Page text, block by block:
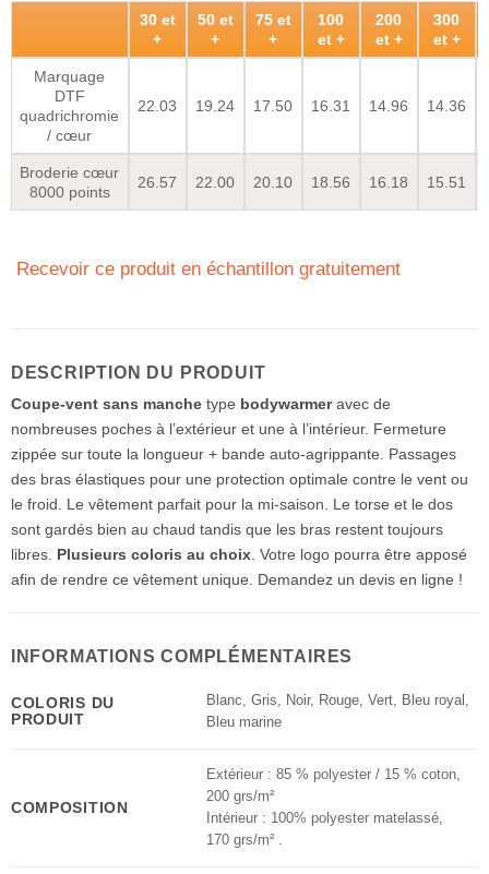
30 et
+
50 et
+
75 et
+
100
et +
200
et +
300
et +
Marquage
DTF
quadrichromie
/ cœur
22.03 19.24 17.50 16.31 14.96 14.36
Broderie cœur
8000 points
26.57 22.00 20.10 18.56 16.18 15.51
Recevoir ce produit en échantillon gratuitement
DESCRIPTION DU PRODUIT
Coupe-vent sans manchetype bodywarmeravec de
nombreuses poches à l’extérieur et une à l’intérieur. Fermeture
zippée sur toute la longueur + bande auto-agrippante. Passages
des bras élastiques pour une protection optimale contre le vent ou
le froid. Le vêtement parfait pour la mi-saison. Le torse et le dos
sont gardés bien au chaud tandis que les bras restent toujours
libres. Plusieurs coloris au choix. Votre logo pourra être apposé
afin de rendre ce vêtement unique. Demandez un devis en ligne !
INFORMATIONS COMPLÉMENTAIRES
COLORIS DU
PRODUIT
Blanc, Gris, Noir, Rouge, Vert, Bleu royal ,
Bleu marine
COMPOSITION
Extérieur : 85 % polyester / 15 % coton,
200 grs/m²
Intérieur : 100% polyester matelassé,
170 grs/m² .